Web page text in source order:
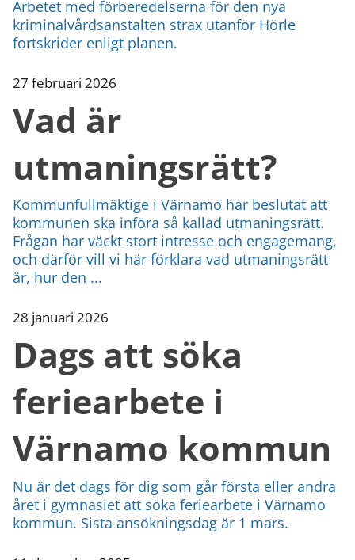
Arbetet med förberedelserna för den nya
kriminalvårdsanstalten strax utanför Hörle
fortskrider enligt planen.
27 februari 2026
Vad är
utmaningsrätt?
Kommunfullmäktige i Värnamo har beslutat att
kommunen ska införa så kallad utmaningsrätt.
Frågan har väckt stort intresse och engagemang,
och därför vill vi här förklara vad utmaningsrätt
är, hur den ...
28 januari 2026
Dags att söka
feriearbete i
Värnamo kommun
Nu är det dags för dig som går första eller andra
året i gymnasiet att söka feriearbete i Värnamo
kommun. Sista ansökningsdag är 1 mars.